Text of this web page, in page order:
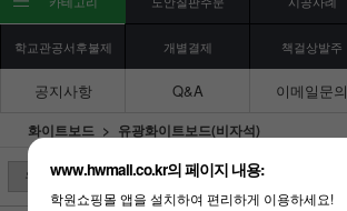
학교관공서후불제 개별결제 책걸상발주
공지사항 Q&A 이메일문의
화이트보드 유광화이트보드(비자석)
www.hwmall.co.kr의 페이지 내용:
학원쇼핑몰 앱을 설치하여 편리하게 이용하세요!